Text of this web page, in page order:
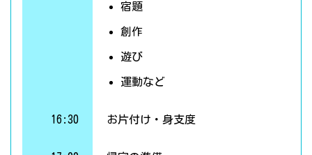
宿題
創作
遊び
運動など
16:30 お片付け・身支度